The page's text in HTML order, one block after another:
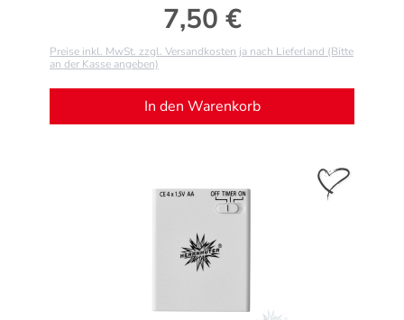
Regulärer Preis:
7,50 €
Preise inkl. MwSt. zzgl. Versandkosten ja nach Lieferland (Bitte
an der Kasse angeben)
In den Warenkorb